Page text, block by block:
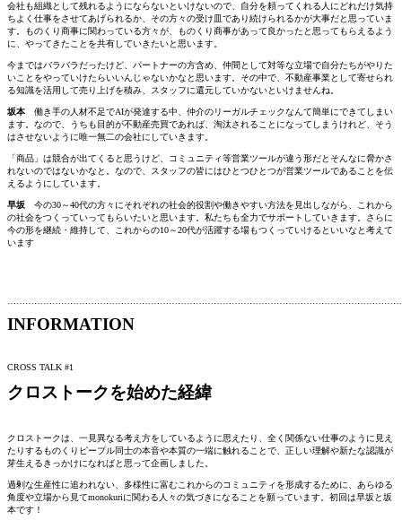
会社も組織として残れるようにならないといけないので、自分を頼ってくれる人にどれだけ気持
ちよく仕事をさせてあげられるか、その方々の受け皿であり続けられるかが大事だと思っていま
す。ものくり商事に関わっている方々が、ものくり商事があって良かったと思ってもらえるよう
に、やってきたことを共有していきたいと思います。
今まではバラバラだったけど、パートナーの方含め、仲間として対等な立場で自分たちがやりた
いことをやっていけたらいいんじゃないかなと思います。その中で、不動産事業として寄せられ
る知識を活用して売り上げを積み、スタッフに還元していかないといけませんね。
坂本 働き手の人材不足でAIが発達する中、仲介のリーガルチェックなんて簡単にできてしまい
ます。なので、うちも目的が不動産売買であれば、淘汰されることになってしまうけれど、そう
はさせないように唯一無二の会社にしていきます。
「商品」は競合が出てくると思うけど、コミュニティ等営業ツールが違う形だとそんなに脅かさ
れないのではないかなと。なので、スタッフの皆にはひとつひとつが営業ツールであることを伝
えるようにしています。
早坂 今の30～40代の方々にそれぞれの社会的役割や働きやすい方法を見出しながら、これから
の社会をつくっていってもらいたいと思います。私たちも全力でサポートしていきます。さらに
今の形を継続・維持して、これからの10～20代が活躍する場もつくっていけるといいなと考えて
います
INFORMATION
CROSS TALK #1
クロストークを始めた経緯
クロストークは、一見異なる考え方をしているように思えたり、全く関係ない仕事のように見え
たりするものくりピープル同士の本音や本質の一端に触れることで、正しい理解や新たな認識が
芽生えるきっかけになればと思って企画しました。
過剰な生産性に追われない、多様性に富むこれからのコミュニティを形成するために、あらゆる
角度や立場から見てmonokuriに関わる人々の気づきになることを願っています。初回は早坂と坂
本です！